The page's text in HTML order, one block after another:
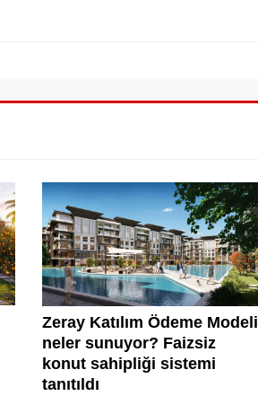
Zeray Katılım Ödeme Modeli
neler sunuyor? Faizsiz
konut sahipliği sistemi
tanıtıldı